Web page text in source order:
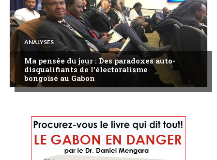
ANALYSES
Ma pensée du jour : Des paradoxes auto-
disqualifiants de l’électoralisme
bongoïsé au Gabon